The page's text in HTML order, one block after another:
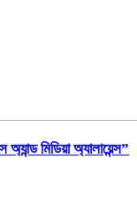
মিডিয়া অ্যালায়েন্স”